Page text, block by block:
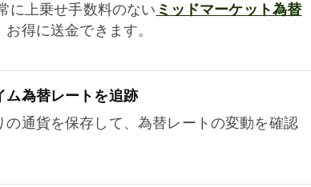
に上乗せ手数料のない ミッドマーケット為替
お得に送金できます。
ム為替レートを追跡
の通貨を保存して、為替レートの変動を確認